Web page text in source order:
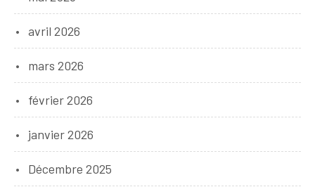
avril 2026
mars 2026
février 2026
janvier 2026
Décembre 2025